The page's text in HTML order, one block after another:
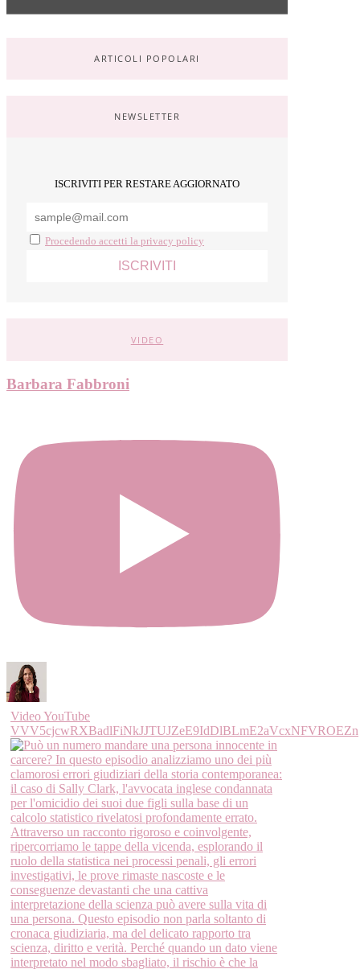
ARTICOLI POPOLARI
NEWSLETTER
ISCRIVITI PER RESTARE AGGIORNATO
Procedendo accetti la privacy policy
VIDEO
Barbara Fabbroni
Video YouTube
VVV5cjcwRXBadlFiNkJJTUJZeE9IdDlBLmE2aVcxNFVROEZn